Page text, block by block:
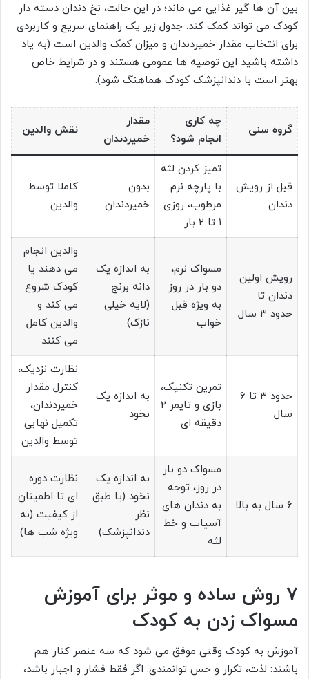
بین آن ها گیر غذایی می ماند؛ در این حالت، نخ دندان دسته دار
کودک می تواند کمک کند. جدول زیر یک راهنمای سریع و کاربردی
برای انتخاب مقدار خمیردندان و میزان کمک والدین است (به یاد
داشته باشید این توصیه ها عمومی هستند و در شرایط خاص
بهتر است با دندانپزشک کودک هماهنگ شود).
گروه سنی
چه کاری
انجام شود؟
مقدار
خمیردندان
نقش والدین
قبل از رویش
دندان
تمیز کردن لثه
با پارچه نرم
مرطوب، روزی
۱ تا ۲ بار
بدون
خمیردندان
کاملا توسط
والدین
رویش اولین
دندان تا
حدود ۳ سال
مسواک نرم،
دو بار در روز
به ویژه قبل
خواب
به اندازه یک
دانه برنج
(لایه خیلی
نازک)
والدین انجام
می دهند یا
کودک شروع
می کند و
والدین کامل
می کنند
حدود ۳ تا ۶
سال
تمرین تکنیک،
بازی و تایمر ۲
دقیقه ای
به اندازه یک
نخود
نظارت نزدیک،
کنترل مقدار
خمیردندان،
تکمیل نهایی
توسط والدین
۶ سال به بالا
مسواک دو بار
در روز، توجه
به دندان های
آسیاب و خط
لثه
به اندازه یک
نخود (یا طبق
نظر
دندانپزشک)
نظارت دوره
ای تا اطمینان
از کیفیت (به
ویژه شب ها)
۷ روش ساده و موثر برای آموزش
مسواک زدن به کودک
آموزش به کودک وقتی موفق می شود که سه عنصر کنار هم
باشند: لذت، تکرار و حس توانمندی. اگر فقط فشار و اجبار باشد،